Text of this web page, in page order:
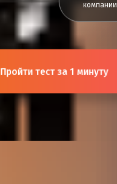
компании
Пройти тест за 1 минуту